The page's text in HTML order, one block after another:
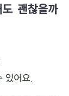
괜찮을까
있어요.